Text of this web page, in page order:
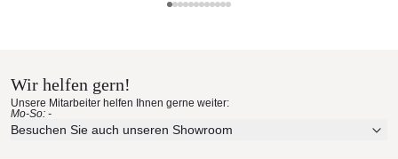
Erleben Sie unsere Stoffe und Materialien ganz in Ruhe in
Ihren eigenen vier Wänden.
Aktuelle Originalstoffe des Herstellers
Wir helfen gern!
Unsere Mitarbeiter helfen Ihnen gerne weiter:
Mo-So: -
Besuchen Sie auch unseren Showroom